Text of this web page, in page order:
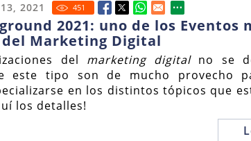
2021 451
2021: uno de los Eventos
del Marketing Digital
del marketing digitalno se
este tipo son de mucho provecho
en los distintos tópicos que
los detalles!